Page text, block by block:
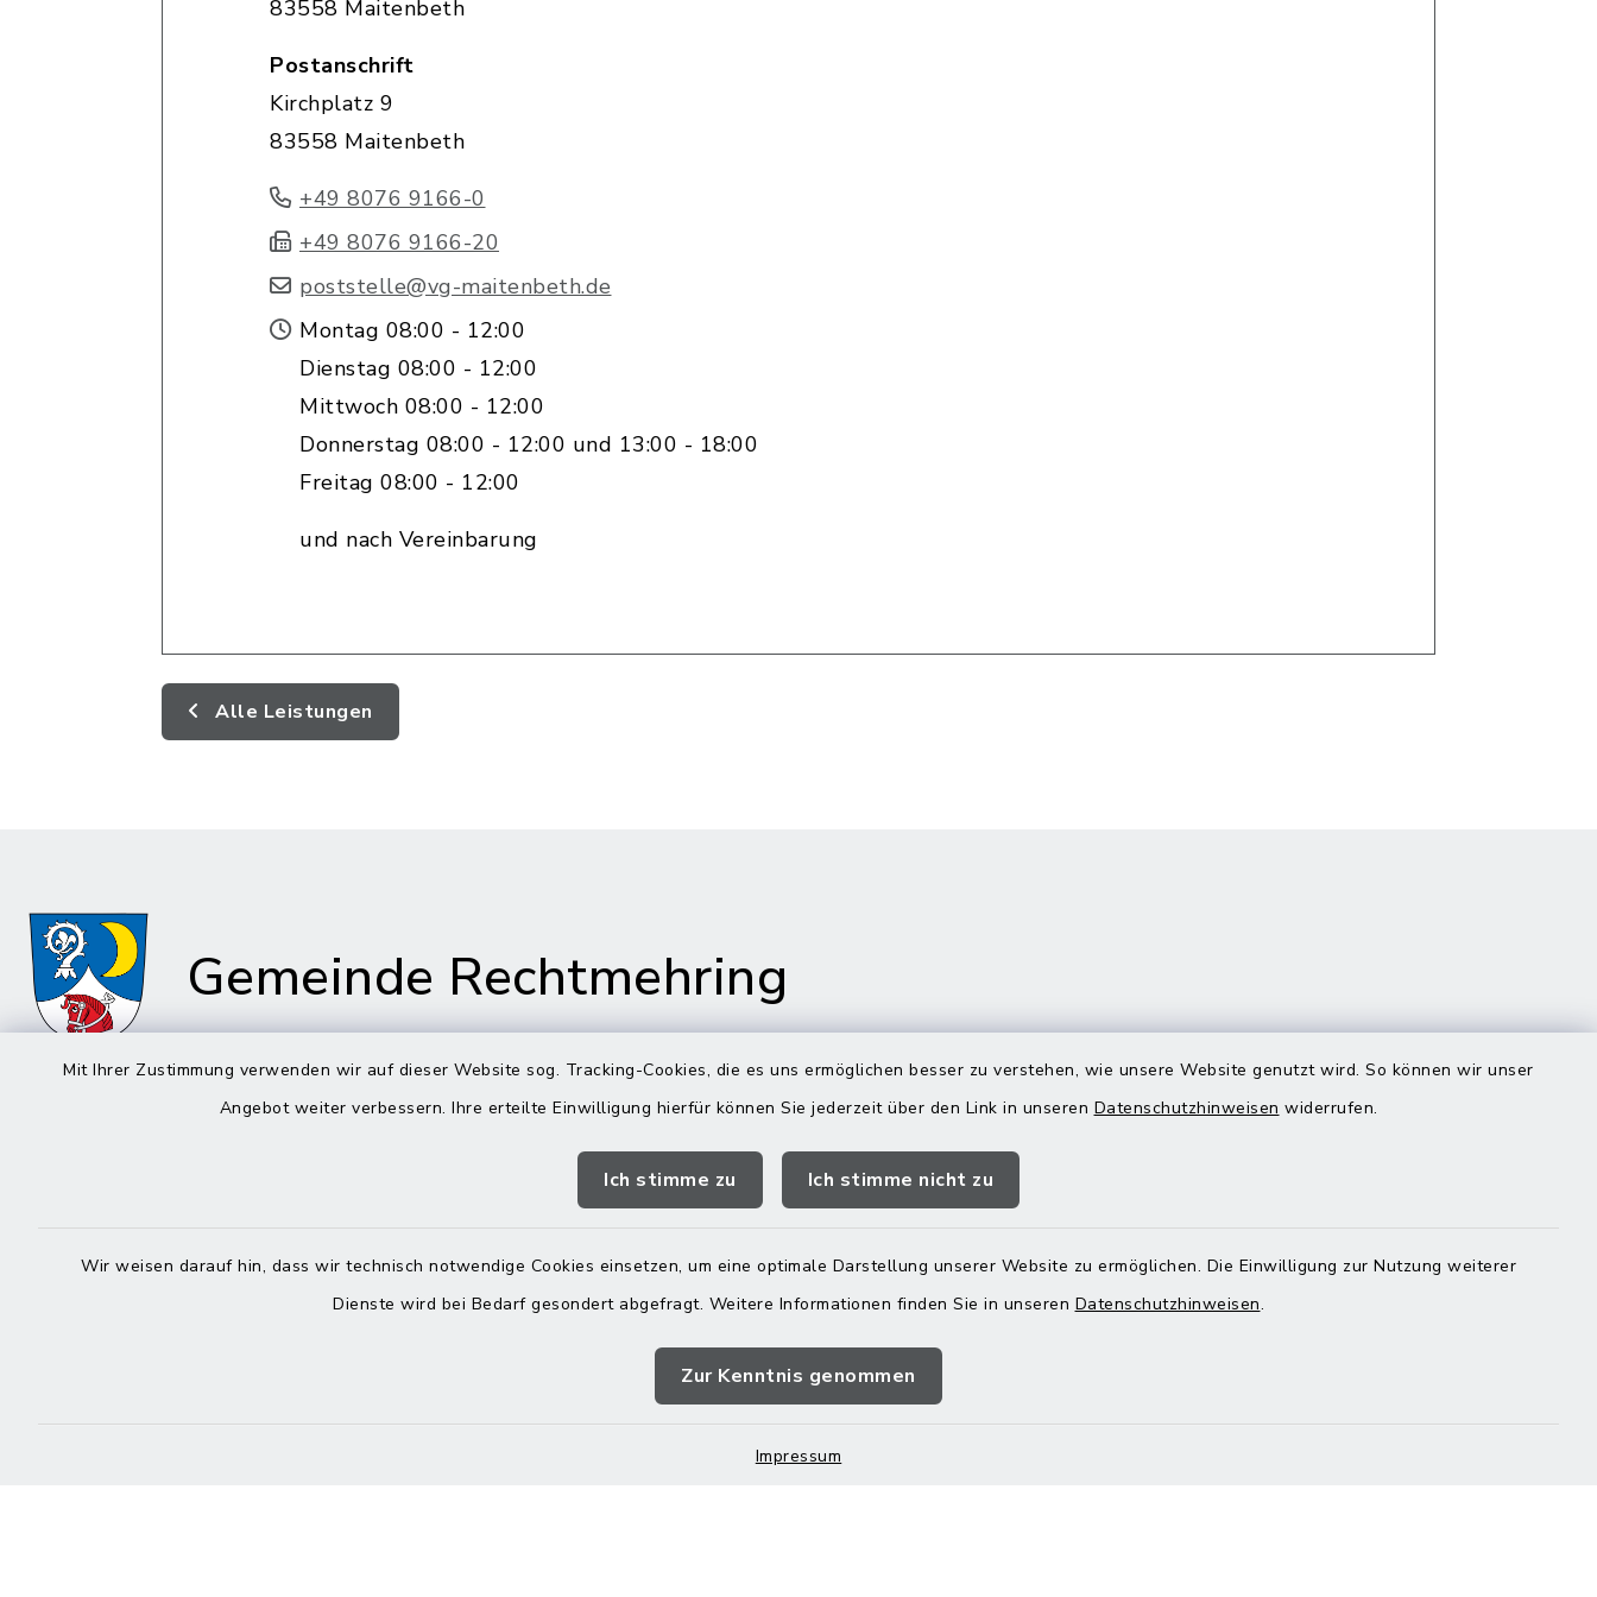
Mit Ihrer Zustimmung verwenden wir auf dieser Website sog. Tracking-Cookies, die es uns ermöglichen besser zu verstehen, wie unsere Website genutzt wird. So können wir unser
Angebot weiter verbessern. Ihre erteilte Einwilligung hierfür können Sie jederzeit über den Link in unseren Datenschutzhinweisen widerrufen.
Ich stimme zu Ich stimme nicht zu
Wir weisen darauf hin, dass wir technisch notwendige Cookies einsetzen, um eine optimale Darstellung unserer Website zu ermöglichen. Die Einwilligung zur Nutzung weiterer
Dienste wird bei Bedarf gesondert abgefragt. Weitere Informationen finden Sie in unseren Datenschutzhinweisen.
Zur Kenntnis genommen
Impressum
83558 Maitenbeth
Postanschrift
Kirchplatz 9
83558 Maitenbeth
+49 8076 9166-0
+49 8076 9166-20
poststelle@vg-maitenbeth.de
Montag 08:00 - 12:00
Dienstag 08:00 - 12:00
Mittwoch 08:00 - 12:00
Donnerstag 08:00 - 12:00 und 13:00 - 18:00
Freitag 08:00 - 12:00
und nach Vereinbarung
Alle Leistungen
Gemeinde Rechtmehring
83562 Rechtmehring
08076 9166-0
08076 9166-20
Rathäuser
08:00-12:00 Uhr
Donnerstag zusätzlich:
13:00-18:00 Uhr